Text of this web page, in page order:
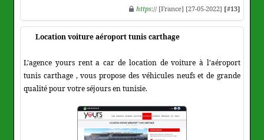
https:// [France] [27-05-2022] [#13]
Location voiture aéroport tunis carthage
L'agence yours rent a car de location de voiture à l'aéroport
tunis carthage , vous propose des véhicules neufs et de grande
qualité pour votre séjours en tunisie.